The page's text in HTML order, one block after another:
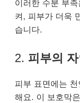
이러한 수분 부
켜, 피부가 더욱
습니다.
2. 피부의
피부 표면에는
해요. 이 보호막